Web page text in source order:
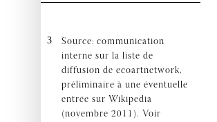
3
Source: communication
interne sur la liste de
diffusion de ecoartnetwork,
préliminaire à une éventuelle
entrée sur Wikipedia
(novembre 2011). Voir